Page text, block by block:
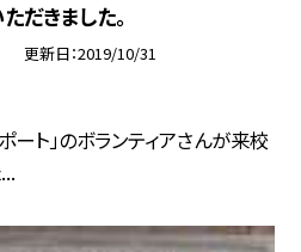
だきました。
更新日 2019/10/31
ート」のボランティアさんが来校